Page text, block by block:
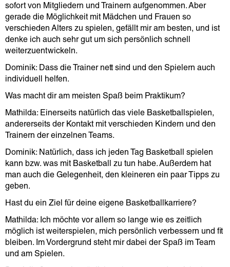
sofort von Mitgliedern und Trainern aufgenommen. Aber
gerade die Möglichkeit mit Mädchen und Frauen so
verschieden Alters zu spielen, gefällt mir am besten, und ist
denke ich auch sehr gut um sich persönlich schnell
weiterzuentwickeln.
Dominik: Dass die Trainer nett sind und den Spielern auch
individuell helfen.
Was macht dir am meisten Spaß beim Praktikum?
Mathilda: Einerseits natürlich das viele Basketballspielen,
andererseits der Kontakt mit verschieden Kindern und den
Trainern der einzelnen Teams.
Dominik: Natürlich, dass ich jeden Tag Basketball spielen
kann bzw. was mit Basketball zu tun habe. Außerdem hat
man auch die Gelegenheit, den kleineren ein paar Tipps zu
geben.
Hast du ein Ziel für deine eigene Basketballkarriere?
Mathilda: Ich möchte vor allem so lange wie es zeitlich
möglich ist weiterspielen, mich persönlich verbessern und fit
bleiben. Im Vordergrund steht mir dabei der Spaß im Team
und am Spielen.